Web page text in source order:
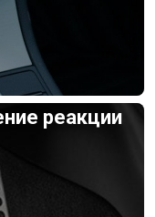
реакции